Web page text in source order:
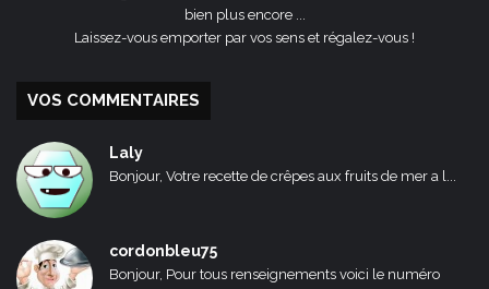
bien plus encore ...
Laissez-vous emporter par vos sens et régalez-vous !
VOS COMMENTAIRES
Laly
Bonjour, Votre recette de crêpes aux fruits de mer a l...
cordonbleu75
Bonjour, Pour tous renseignements voici le numéro